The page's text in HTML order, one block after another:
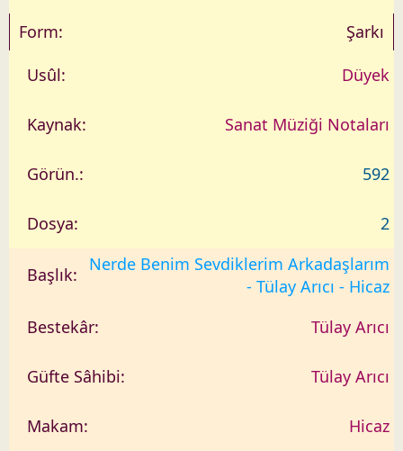
Şarkı
Düyek
Sanat Müziği Notaları
592
2
Nerde Benim Sevdiklerim Arkadaşlarım
- Tülay Arıcı - Hicaz
Tülay Arıcı
Tülay Arıcı
Hicaz